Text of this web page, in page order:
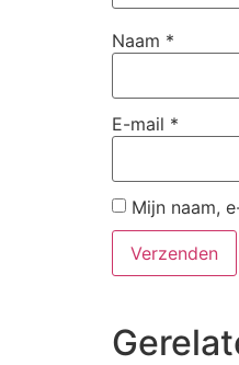
Naam *
E-mail *
Mijn naam,